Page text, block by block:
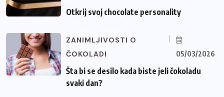
Otkrij svoj chocolate personality
ZANIMLJIVOSTI O
ČOKOLADI
05/03/2026
Šta bi se desilo kada biste jeli čokoladu
svaki dan?